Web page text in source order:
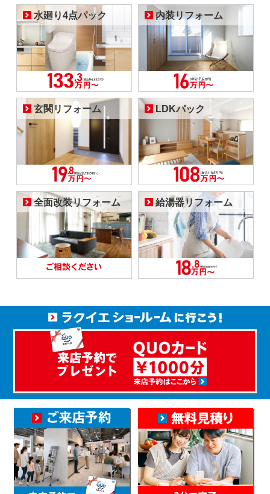
水廻り4点パック 内装リフォーム
玄関リフォーム LDKパック
全面改装リフォーム 給湯器リフォーム